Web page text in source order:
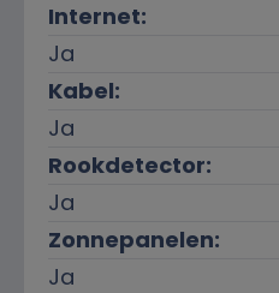
Internet:
Ja
Kabel:
Ja
Rookdetector:
Ja
Zonnepanelen:
Ja